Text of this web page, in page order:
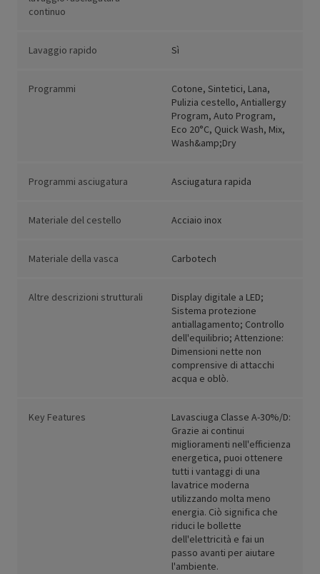
continuo
Lavaggio rapido Sì
Programmi
Cotone, Sintetici, Lana,
Pulizia cestello, Antiallergy
Program, Auto Program,
Eco 20°C, Quick Wash, Mix,
Wash&amp;Dry
Programmi asciugatura Asciugatura rapida
Materiale del cestello Acciaio inox
Materiale della vasca Carbotech
Altre descrizioni strutturali
Display digitale a LED;
Sistema protezione
antiallagamento; Controllo
dell'equilibrio; Attenzione:
Dimensioni nette non
comprensive di attacchi
acqua e oblò.
Key Features
Lavasciuga Classe A-30%/D:
Grazie ai continui
miglioramenti nell'efficienza
energetica, puoi ottenere
tutti i vantaggi di una
lavatrice moderna
utilizzando molta meno
energia. Ciò significa che
riduci le bollette
dell'elettricità e fai un
passo avanti per aiutare
l'ambiente.